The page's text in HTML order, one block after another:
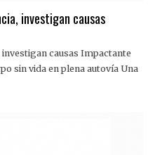
investigan causas
investigan causas Impactante
sin vida en plena autovía Una